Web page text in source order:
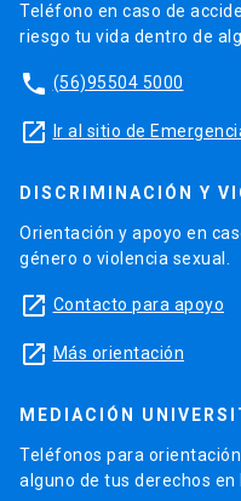
Teléfono en caso de
riesgo tu vida dentro de
phone (56)95504 5000
launch Ir al sitio de
DISCRIMINACIÓN Y
Orientación y apoyo en
género o violencia sexual.
launch Contacto para apoyo
launch Más orientación
MEDIACIÓN
Teléfonos para
alguno de tus derechos en